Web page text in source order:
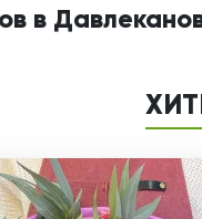
корзины
корзины
День
Любовь
Просто так
в